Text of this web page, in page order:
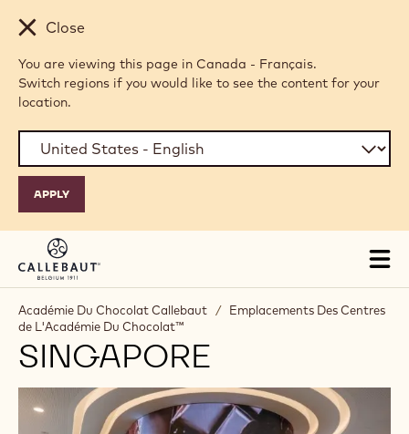
Skip to main content
Close
You are viewing this page in Canada - Français.
Switch regions if you would like to see the content for your
location.
Académie Du Chocolat Callebaut /
Emplacements Des Centres
de L'Académie Du Chocolat™
SINGAPORE